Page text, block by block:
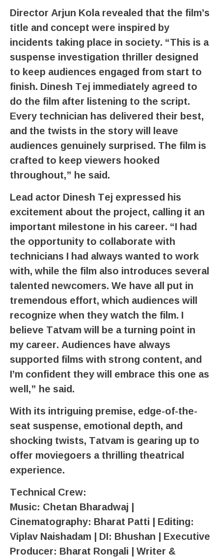
Director Arjun Kola revealed that the film’s
title and concept were inspired by
incidents taking place in society. “This is a
suspense investigation thriller designed
to keep audiences engaged from start to
finish. Dinesh Tej immediately agreed to
do the film after listening to the script.
Every technician has delivered their best,
and the twists in the story will leave
audiences genuinely surprised. The film is
crafted to keep viewers hooked
throughout,” he said.
Lead actor Dinesh Tej expressed his
excitement about the project, calling it an
important milestone in his career. “I had
the opportunity to collaborate with
technicians I had always wanted to work
with, while the film also introduces several
talented newcomers. We have all put in
tremendous effort, which audiences will
recognize when they watch the film. I
believe Tatvam will be a turning point in
my career. Audiences have always
supported films with strong content, and
I’m confident they will embrace this one as
well,” he said.
With its intriguing premise, edge-of-the-
seat suspense, emotional depth, and
shocking twists, Tatvam is gearing up to
offer moviegoers a thrilling theatrical
experience.
Technical Crew:
Music: Chetan Bharadwaj |
Cinematography: Bharat Patti | Editing:
Viplav Naishadam | DI: Bhushan | Executive
Producer: Bharat Rongali | Writer &